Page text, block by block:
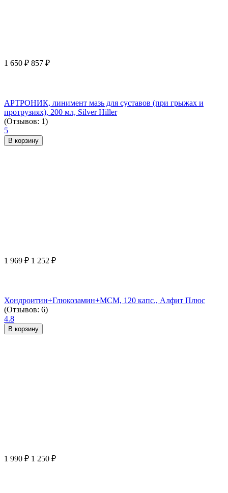
1 650 ₽ 857 ₽
АРТРОНИК, линимент мазь для суставов (при грыжах и
протрузиях), 200 мл, Silver Hiller
(Отзывов: 1)
5
В корзину
1 969 ₽ 1 252 ₽
Хондроитин+Глюкозамин+МСМ, 120 капс., Алфит Плюс
(Отзывов: 6)
4.8
В корзину
1 990 ₽ 1 250 ₽